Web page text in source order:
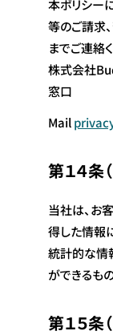
本ポリシー
等のご請求
までご連絡
株式会社
窓口
Mail
第１４条
当社は、お
得した情報
統計的な情
ができるも
第１５条